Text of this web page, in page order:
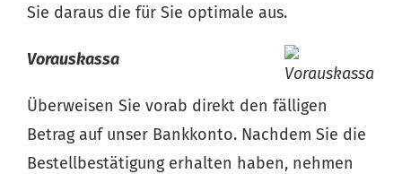
Sie daraus die für Sie optimale aus.
Vorauskassa
Überweisen Sie vorab direkt den fälligen
Betrag auf unser Bankkonto. Nachdem Sie die
Bestellbestätigung erhalten haben, nehmen